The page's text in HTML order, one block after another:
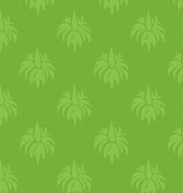
étel osztásnál.
ugyanis követtük
Köztársaság tér
rendőröket is
hogy minap
maguknál a